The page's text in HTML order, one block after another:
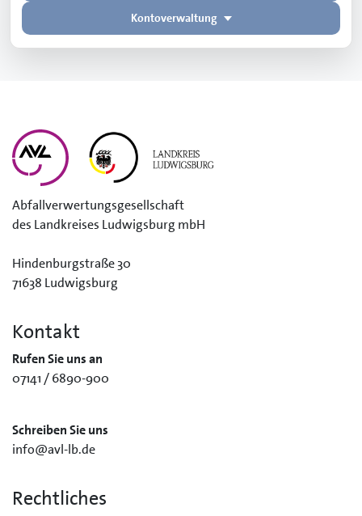
Abfallverwertungsgesellschaft
des Landkreises Ludwigsburg mbH
Hindenburgstraße 30
71638 Ludwigsburg
Kontakt
Rufen Sie uns an
07141 / 6890-900
Schreiben Sie uns
info@avl-lb.de
Rechtliches